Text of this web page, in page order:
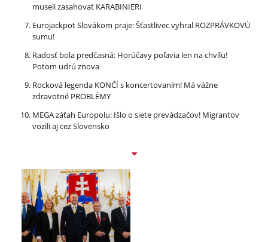
museli zasahovať KARABINIERI
Eurojackpot Slovákom praje: Šťastlivec vyhral ROZPRÁVKOVÚ
sumu!
Radosť bola predčasná: Horúčavy poľavia len na chvíľu!
Potom udrú znova
Rocková legenda KONČÍ s koncertovaním! Má vážne
zdravotné PROBLÉMY
MEGA záťah Europolu: Išlo o siete prevádzačov! Migrantov
vozili aj cez Slovensko